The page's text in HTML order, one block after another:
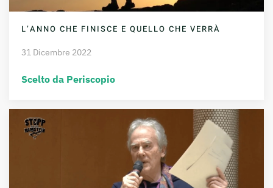
L’ANNO CHE FINISCE E QUELLO CHE VERRÀ
31 Dicembre 2022
Scelto da Periscopio